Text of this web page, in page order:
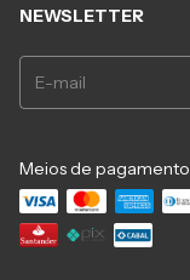
NEWSLETTER
Meios de pagamento